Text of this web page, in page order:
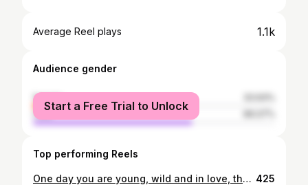
Average Reel plays 1.1k
Audience gender
female
male
Start a Free Trial to Unlock
Top performing Reels
One day you are young, wild and in love, the next you are runner @__sportwomen__ 425